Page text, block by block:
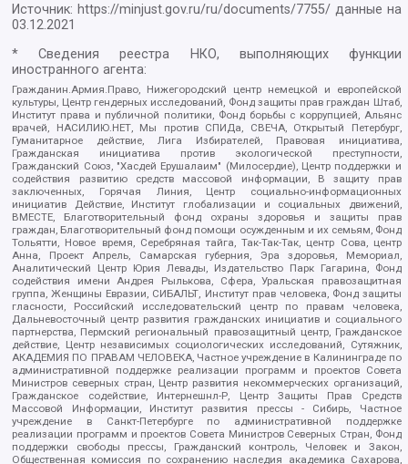
Источник: https://minjust.gov.ru/ru/documents/7755/ данные на
03.12.2021
* Сведения реестра НКО, выполняющих функции
иностранного агента:
Гражданин.Армия.Право, Нижегородский центр немецкой и европейской
культуры, Центр гендерных исследований, Фонд защиты прав граждан Штаб,
Институт права и публичной политики, Фонд борьбы с коррупцией, Альянс
врачей, НАСИЛИЮ.НЕТ, Мы против СПИДа, СВЕЧА, Открытый Петербург,
Гуманитарное действие, Лига Избирателей, Правовая инициатива,
Гражданская инициатива против экологической преступности,
Гражданский Союз, "Хасдей Ерушалаим" (Милосердие), Центр поддержки и
содействия развитию средств массовой информации, В защиту прав
заключенных, Горячая Линия, Центр социально-информационных
инициатив Действие, Институт глобализации и социальных движений,
ВМЕСТЕ, Благотворительный фонд охраны здоровья и защиты прав
граждан, Благотворительный фонд помощи осужденным и их семьям, Фонд
Тольятти, Новое время, Серебряная тайга, Так-Так-Так, центр Сова, центр
Анна, Проект Апрель, Самарская губерния, Эра здоровья, Мемориал,
Аналитический Центр Юрия Левады, Издательство Парк Гагарина, Фонд
содействия имени Андрея Рылькова, Сфера, Уральская правозащитная
группа, Женщины Евразии, СИБАЛЬТ, Институт прав человека, Фонд защиты
гласности, Российский исследовательский центр по правам человека,
Дальневосточный центр развития гражданских инициатив и социального
партнерства, Пермский региональный правозащитный центр, Гражданское
действие, Центр независимых социологических исследований, Сутяжник,
АКАДЕМИЯ ПО ПРАВАМ ЧЕЛОВЕКА, Частное учреждение в Калининграде по
административной поддержке реализации программ и проектов Совета
Министров северных стран, Центр развития некоммерческих организаций,
Гражданское содействие, Интернешнл-Р, Центр Защиты Прав Средств
Массовой Информации, Институт развития прессы - Сибирь, Частное
учреждение в Санкт-Петербурге по административной поддержке
реализации программ и проектов Совета Министров Северных Стран, Фонд
поддержки свободы прессы, Гражданский контроль, Человек и Закон,
Общественная комиссия по сохранению наследия академика Сахарова,